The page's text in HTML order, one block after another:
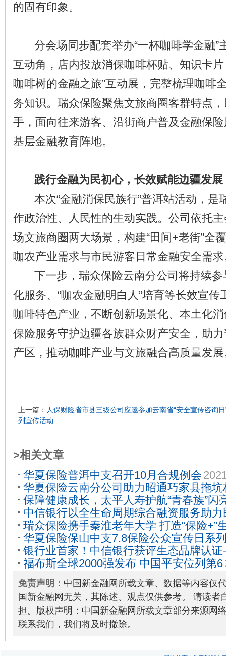
的固有印象。
分会场同步配套举办“一杯咖啡学金融”
互动角，店内投放消保咖啡杯贴、知识卡
咖啡树的金融之旅”互动展，完整梳理咖啡
务知识。瑞众保险聚焦文旅商圈客群特点
手，面向往来游客、沿街商户普及金融保
基层金融教育阵地。
践行金融为民初心，长效赋能边疆发展
本次“金融消保民族行”普洱站活动，是
作政治性、人民性的生动实践。公司依托
场文旅商圈两大场景，构建“田间+老街”全
咖农产业需求与市民游客日常金融安全需
下一步，瑞众保险云南分公司将持续参
化服务、“咖农金融明白人”培育等长效宣
咖啡特色产业，不断创新场景化、本土化
保险服务守护边疆各族群众财产安全，助
产区，推动咖啡产业与文旅融合高质量发
上一篇： 人保财险省市县三级公司应邀参加云南省“安全宣传咨询
列宣传活动
>相关文章
华夏保险普洱中支召开10月合规例会
华夏保险云南分公司助力昭通巧家县拖
09-14
保障健康成长，太平人寿护航“青春族”闪
中信银行以全生命周期综合融资服务助
能力2023-10-31
瑞众保险携手秦淮老年大学 打造“保险+”
2026-04-02
华夏保险保山中支7.8保险公众宣传日系
08
银行业首家！中信银行获评生态品牌认
户”及“供应链金融”案例入选《生态品牌
07
福布斯全球2000强发布 中国平安位列第6
免责声明： 中国新金融网所载文章、数据等内容仅
国新金融网无关，其陈述、观点仅供参考。 请读者
担。版权声明：中国新金融网所载文章部分来源网
联系我们，我们将及时撤除。